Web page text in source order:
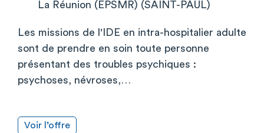
La Réunion (EPSMR) (SAINT-PAUL)
Les missions de l'IDE en intra-hospitalier adulte
sont de prendre en soin toute personne
présentant des troubles psychiques :
psychoses, névroses,…
Voir l’offre